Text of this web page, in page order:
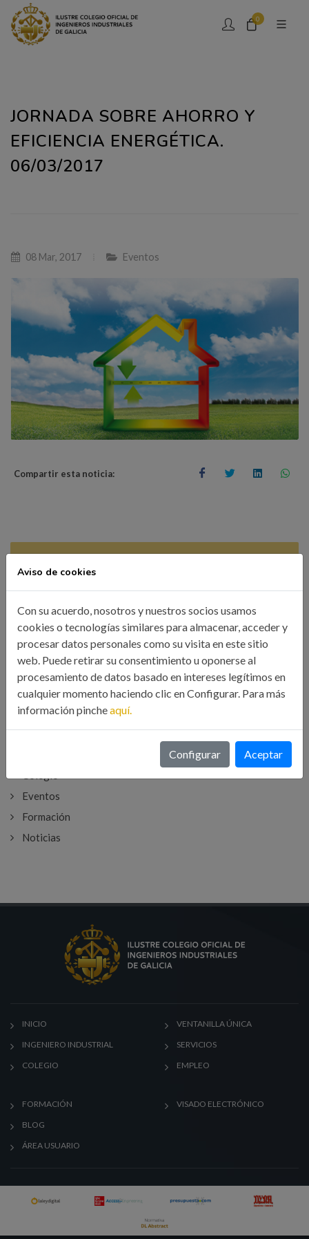
0
JORNADA SOBRE AHORRO Y
EFICIENCIA ENERGÉTICA.
06/03/2017
08 Mar, 2017 Eventos
Compartir esta noticia:
Búsqueda
BUSCAR
Eventos
Formación
Noticias
INICIO
INGENIERO INDUSTRIAL
COLEGIO
VENTANILLA ÚNICA
SERVICIOS
EMPLEO
FORMACIÓN
BLOG
ÁREA USUARIO
VISADO ELECTRÓNICO
Aviso de cookies
Con su acuerdo, nosotros y nuestros socios usamos
cookies o tecnologías similares para almacenar, acceder y
procesar datos personales como su visita en este sitio
web. Puede retirar su consentimiento u oponerse al
procesamiento de datos basado en intereses legítimos en
cualquier momento haciendo clic en Configurar. Para más
información pincheaquí.
Configurar Aceptar